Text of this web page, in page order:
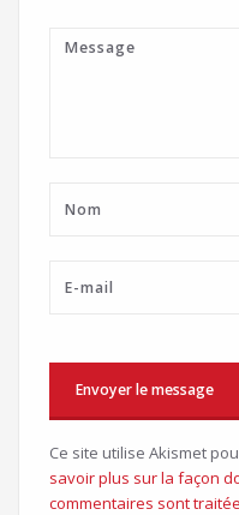
Ce site utilise Akismet
savoir plus sur la façon
commentaires sont